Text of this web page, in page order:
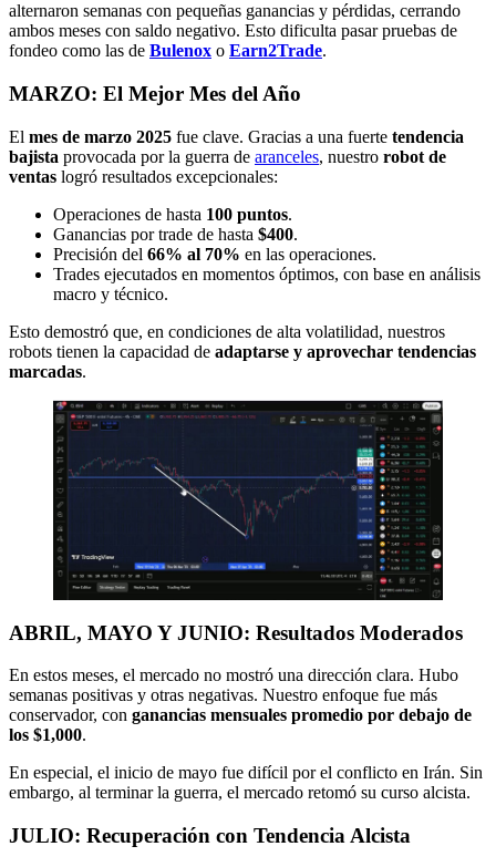
alternaron semanas con pequeñas ganancias y pérdidas, cerrando
ambos meses con saldo negativo. Esto dificulta pasar pruebas de
fondeo como las de Bulenox o Earn2Trade.
MARZO: El Mejor Mes del Año
El mes de marzo 2025 fue clave. Gracias a una fuerte tendencia
bajista provocada por la guerra de aranceles, nuestro robot de
ventas logró resultados excepcionales:
Operaciones de hasta 100 puntos.
Ganancias por trade de hasta $400.
Precisión del 66% al 70% en las operaciones.
Trades ejecutados en momentos óptimos, con base en análisis
macro y técnico.
Esto demostró que, en condiciones de alta volatilidad, nuestros
robots tienen la capacidad de adaptarse y aprovechar tendencias
marcadas.
ABRIL, MAYO Y JUNIO: Resultados Moderados
En estos meses, el mercado no mostró una dirección clara. Hubo
semanas positivas y otras negativas. Nuestro enfoque fue más
conservador, con ganancias mensuales promedio por debajo de
los $1,000.
En especial, el inicio de mayo fue difícil por el conflicto en Irán. Sin
embargo, al terminar la guerra, el mercado retomó su curso alcista.
JULIO: Recuperación con Tendencia Alcista